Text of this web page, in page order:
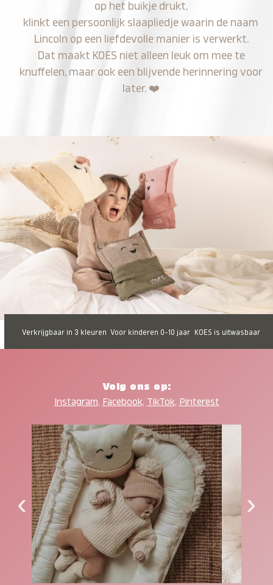
op het buikje drukt,
klinkt een persoonlijk slaapliedje waarin de naam
Lincoln op een liefdevolle manier is verwerkt.
Dat maakt KOES niet alleen leuk om mee te
knuffelen, maar ook een blijvende herinnering voor
later. ❤️
Verkrijgbaar in 3 kleuren Voor kinderen 0-10 jaar KOES is uitwasbaar
Volg ons op:
Instagram, Facebook, TikTok, Pinterest
‹ ›